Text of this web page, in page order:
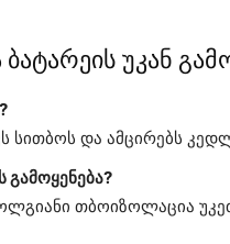
უკან
და ამცირებს
თბოიზოლაცია